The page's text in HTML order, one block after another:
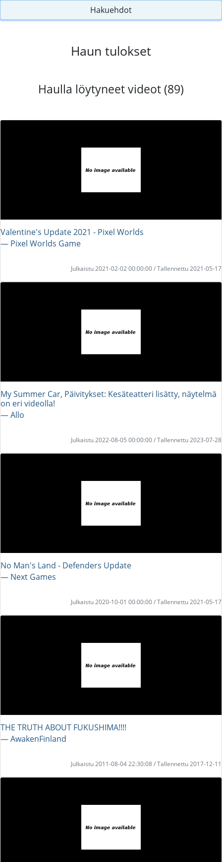
Hakuehdot
Haun tulokset
Haulla löytyneet videot (89)
Valentine's Update 2021 - Pixel Worlds
― Pixel Worlds Game
Julkaistu 2021-02-02 00:00:00 / Tallennettu 2021-05-17
My Summer Car, Päivitykset: Kesäteatteri lisätty, näytelmä
on eri videolla!
― Allo
Julkaistu 2022-08-05 00:00:00 / Tallennettu 2023-07-28
No Man's Land - Defenders Update
― Next Games
Julkaistu 2020-10-01 00:00:00 / Tallennettu 2021-05-17
THE TRUTH ABOUT FUKUSHIMA!!!!
― AwakenFinland
Julkaistu 2011-08-04 22:30:08 / Tallennettu 2017-12-11